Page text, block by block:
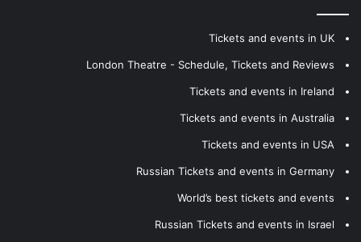
Tickets and events in UK
London Theatre - Schedule, Tickets and Reviews
Tickets and events in Ireland
Tickets and events in Australia
Tickets and events in USA
Russian Tickets and events in Germany
World’s best tickets and events
Russian Tickets and events in Israel